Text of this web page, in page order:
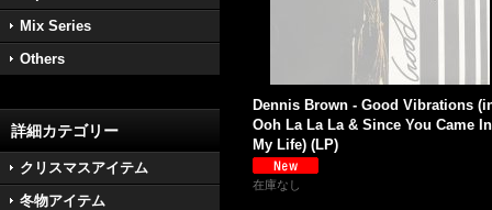
Mix Series
Others
詳細カテゴリー
クリスマスアイテム
冬物アイテム
Dennis Brown - Good Vibrations
Ooh La La La & Since You Came
My Life) (LP)
在庫なし